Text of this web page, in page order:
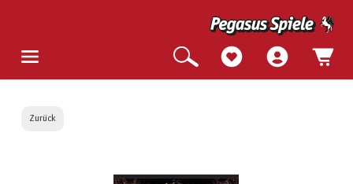
Zurück
Bildergalerie überspringen